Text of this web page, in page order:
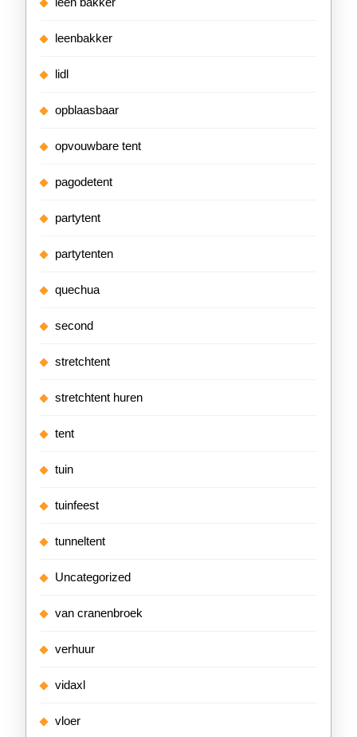
leenbakker
lidl
opblaasbaar
opvouwbare tent
pagodetent
partytent
partytenten
quechua
second
stretchtent
stretchtent huren
tent
tuin
tuinfeest
tunneltent
Uncategorized
van cranenbroek
verhuur
vidaxl
vloer